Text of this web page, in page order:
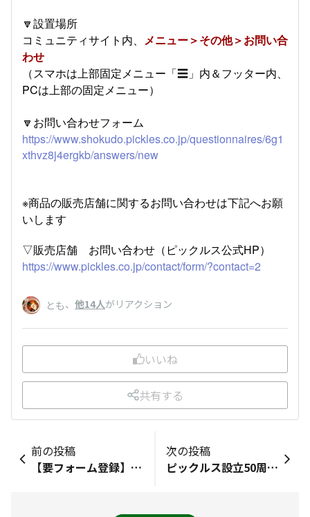
🔽設置場所
コミュニティサイト内、 メニュー＞その他＞お問い合
わせ
（スマホは上部固定メニュー「☰ 」内＆フッター内、
PCは上部の固定メニュー）
🔽お問い合わせフォーム
https://www.shokudo.pickles.co.jp/questionnaires/6g1
xthvz8j4ergkb/answers/new
※商品の販売店舗に関するお問い合わせは下記へお願
いします
▽販売店舗 お問い合わせ（ピックルス公式HP）
https://www.pickles.co.jp/contact/form/?contact=2
とも、 他14人がリアクション
いいね
共有する
前の投稿
【要フォーム登録】キムチ１年分＆オリジナルハンカチプレゼントキャンペーン 当選者のお知らせ
次の投稿
ピックルス設立50周年記念ロゴマーク発表🎉